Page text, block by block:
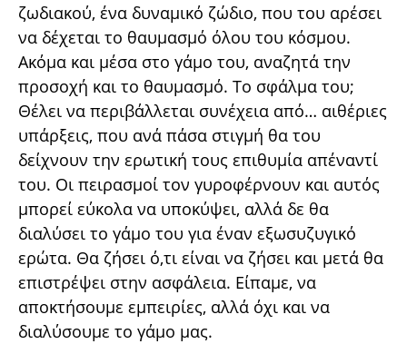
ζωδιακού, ένα δυναμικό ζώδιο, που του αρέσει
να δέχεται το θαυμασμό όλου του κόσμου.
Ακόμα και μέσα στο γάμο του, αναζητά την
προσοχή και το θαυμασμό. Το σφάλμα του;
Θέλει να περιβάλλεται συνέχεια από… αιθέριες
υπάρξεις, που ανά πάσα στιγμή θα του
δείχνουν την ερωτική τους επιθυμία απέναντί
του. Οι πειρασμοί τον γυροφέρνουν και αυτός
μπορεί εύκολα να υποκύψει, αλλά δε θα
διαλύσει το γάμο του για έναν εξωσυζυγικό
ερώτα. Θα ζήσει ό,τι είναι να ζήσει και μετά θα
επιστρέψει στην ασφάλεια. Είπαμε, να
αποκτήσουμε εμπειρίες, αλλά όχι και να
διαλύσουμε το γάμο μας.